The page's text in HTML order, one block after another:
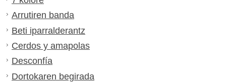
Arrutiren banda
Beti iparralderantz
Cerdos y amapolas
Desconfía
Dortokaren begirada